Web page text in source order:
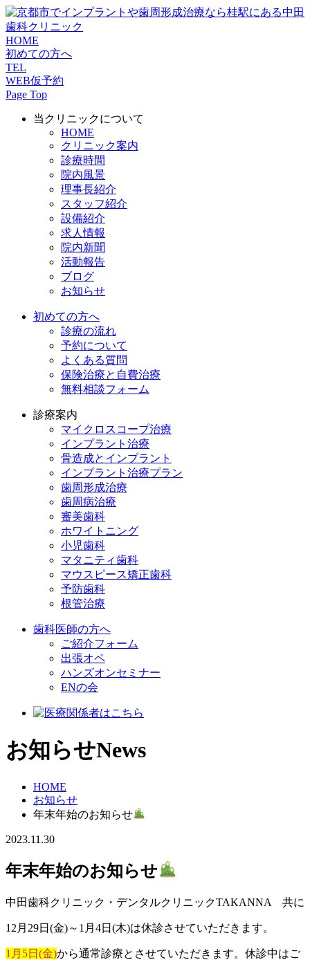
HOME
初めての方へ
TEL
WEB仮予約
Page Top
当クリニックについて
HOME
クリニック案内
診療時間
院内風景
理事長紹介
スタッフ紹介
設備紹介
求人情報
院内新聞
活動報告
ブログ
お知らせ
初めての方へ
診療の流れ
予約について
よくある質問
保険治療と自費治療
無料相談フォーム
診療案内
マイクロスコープ治療
インプラント治療
骨造成とインプラント
インプラント治療プラン
歯周形成治療
歯周病治療
審美歯科
ホワイトニング
小児歯科
マタニティ歯科
マウスピース矯正歯科
予防⻭科
根管治療
歯科医師の方へ
ご紹介フォーム
出張オペ
ハンズオンセミナー
ENの会
お知らせNews
HOME
お知らせ
年末年始のお知らせ
2023.11.30
年末年始のお知らせ
中田歯科クリニック・デンタルクリニックTAKANNA 共に
12月29日(金)～1月4日(木)は休診させていただきます。
1月5日(金)から通常診療とさせていただきます。休診中はご